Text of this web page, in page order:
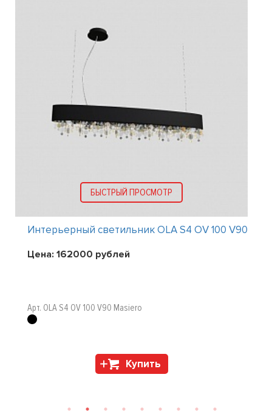
БЫСТРЫЙ ПРОСМОТР
Интерьерный светильник OLA S4 OV 100 V90
Цена: 162000 рублей
Арт. OLA S4 OV 100 V90 Masiero
Купить